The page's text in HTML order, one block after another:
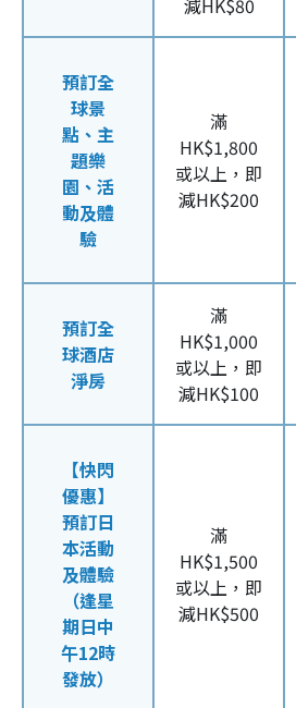
減HK$80
預訂全
球景
點、主
題樂
園、活
動及體
驗
滿
HK$1,800
或以上，即
減HK$200
預訂全
球酒店
淨房
滿
HK$1,000
或以上，即
減HK$100
【快閃
優惠】
預訂日
本活動
及體驗
（逢星
期日中
午12時
發放）
滿
HK$1,500
或以上，即
減HK$500